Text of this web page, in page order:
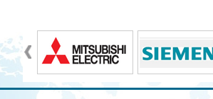
trạm biến áp Quan Hóa
hệ thống điện Hà Giang
trạm biến áp Long Hồ
hệ thống điện Tánh Linh